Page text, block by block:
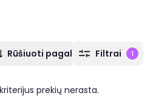
Rūšiuoti pagal Filtrai 1
prekių nerasta.